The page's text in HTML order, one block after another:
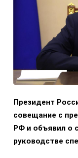
Президент
совещание с
РФ и объявил о
руководстве